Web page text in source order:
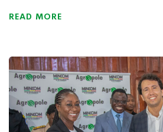
READ MORE